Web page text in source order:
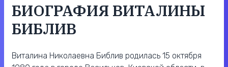
БИОГРАФИЯ ВИТАЛИНЫ
БИБЛИВ
Виталина Николаевна Библив родилась 15 октября